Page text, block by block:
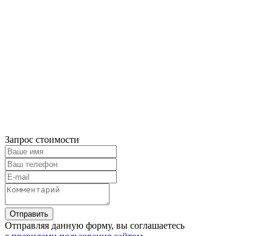
Запрос стоимости
Отправляя данную форму, вы соглашаетесь